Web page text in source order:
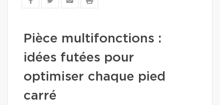
Pièce multifonctions :
idées futées pour
optimiser chaque pied
carré